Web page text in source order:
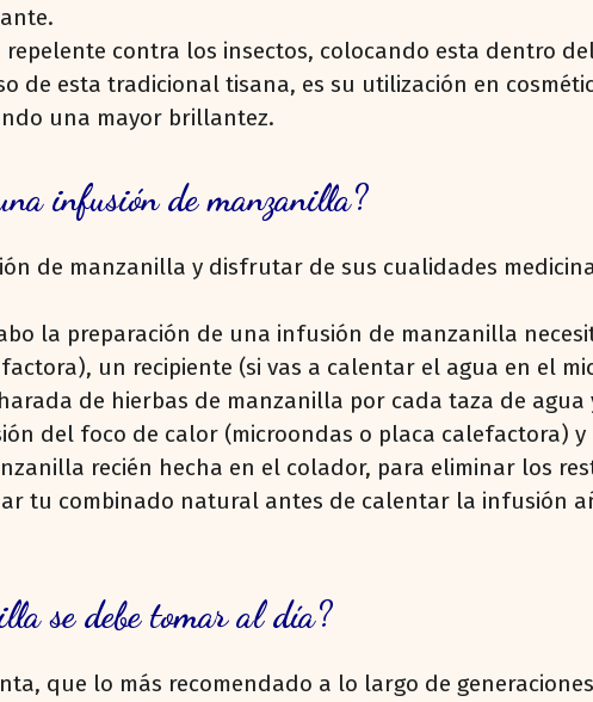
repelente contra los insectos, colocando esta dentro
de esta tradicional tisana, es su utilización en
una mayor brillantez.
infusión de manzanilla?
de manzanilla y disfrutar de sus cualidades
la preparación de una infusión de manzanilla
un recipiente (si vas a calentar el agua en el
de hierbas de manzanilla por cada taza de
del foco de calor (microondas o placa calefactora)
recién hecha en el colador, para eliminar los
tu combinado natural antes de calentar la infusión
se debe tomar al día?
que lo más recomendado a lo largo de